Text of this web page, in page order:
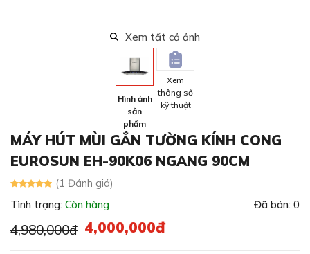
Xem tất cả ảnh
Hình ảnh
sản
phẩm
Xem
thông số
kỹ thuật
MÁY HÚT MÙI GẮN TƯỜNG KÍNH CONG
EUROSUN EH-90K06 NGANG 90CM
(1 Đánh giá)
Tình trạng: Còn hàng Đã bán: 0
4,980,000đ 4,000,000đ